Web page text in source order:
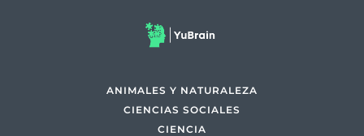
ANIMALES Y NATURALEZA
CIENCIAS SOCIALES
CIENCIA